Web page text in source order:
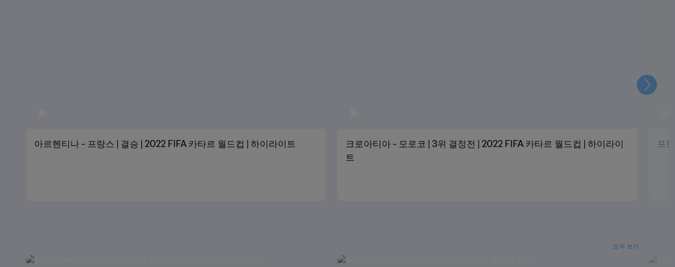
아르헨티나 - 프랑스 | 결승 | 2022 FIFA 카타르 월드컵 | 하이라이트
크로아티아 - 모로코 | 3위 결정전 | 2022 FIFA 카타르 월드컵 | 하이라이
트
프
다
음
모두 보기